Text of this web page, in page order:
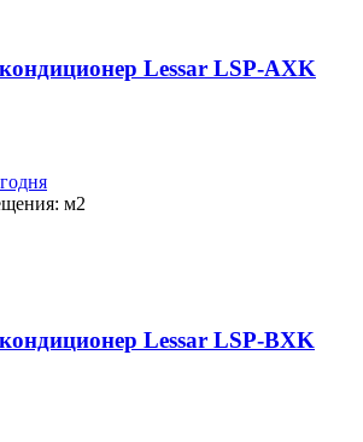
Lessar LSP-AXK
м2
Lessar LSP-BXK